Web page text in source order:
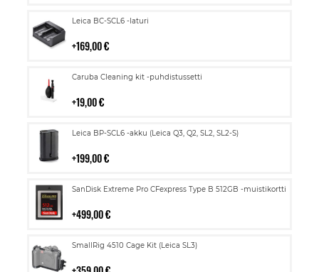
Leica BC-SCL6 -laturi
169,00 €
Lisää
Caruba Cleaning kit -puhdistussetti
19,00 €
Lisää
Leica BP-SCL6 -akku (Leica Q3, Q2, SL2, SL2-S)
199,00 €
Lisää
SanDisk Extreme Pro CFexpress Type B 512GB -muistikortti
499,00 €
Lisää
SmallRig 4510 Cage Kit (Leica SL3)
Lisää